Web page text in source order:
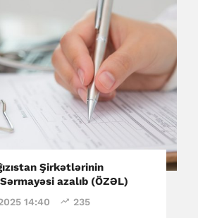
Şirkətlərinin
azalıb (ÖZƏL)
14:40 235